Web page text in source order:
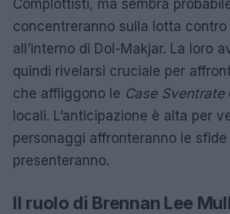
Complottisti, ma sembra
concentreranno sulla lotta contro
all’interno di Dol-Makjar. La loro
quindi rivelarsi cruciale per
che affliggono le Case Sventrate
locali. L’anticipazione è alta per
personaggi affronteranno le sfide
presenteranno.
Il ruolo di Brennan Lee